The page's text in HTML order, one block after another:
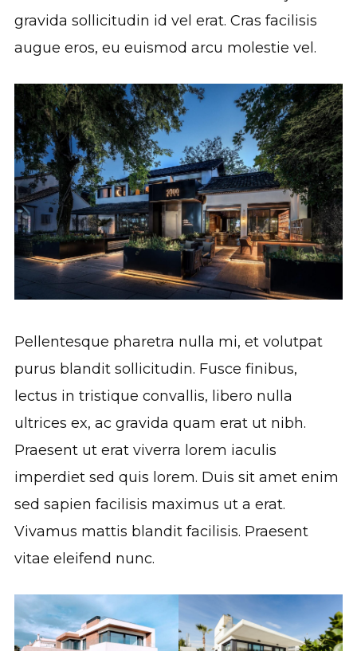
gravida sollicitudin id vel erat. Cras facilisis
augue eros, eu euismod arcu molestie vel.
Pellentesque pharetra nulla mi, et volutpat
purus blandit sollicitudin. Fusce finibus,
lectus in tristique convallis, libero nulla
ultrices ex, ac gravida quam erat ut nibh.
Praesent ut erat viverra lorem iaculis
imperdiet sed quis lorem. Duis sit amet enim
sed sapien facilisis maximus ut a erat.
Vivamus mattis blandit facilisis. Praesent
vitae eleifend nunc.